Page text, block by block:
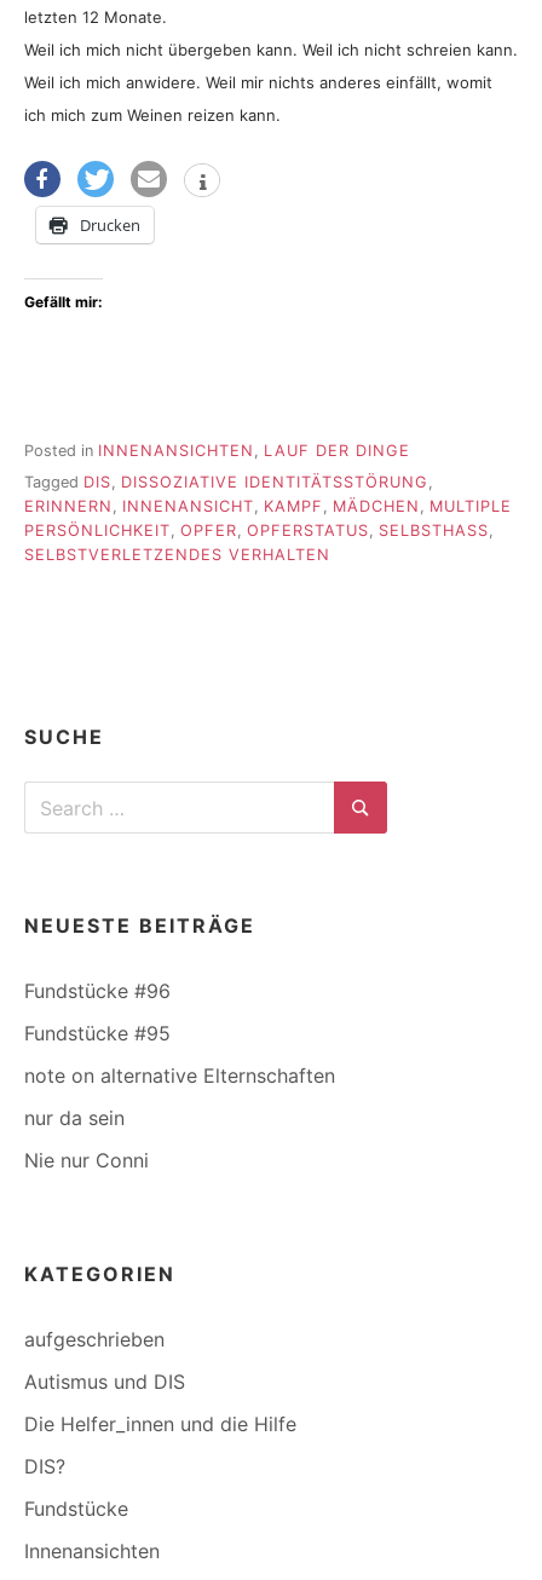
letzten 12 Monate.
Weil ich mich nicht übergeben kann. Weil ich nicht schreien kann.
Weil ich mich anwidere. Weil mir nichts anderes einfällt, womit
ich mich zum Weinen reizen kann.
Drucken
Gefällt mir:
Posted in INNENANSICHTEN
LAUF DER DINGE
Tagged DIS, DISSOZIATIVE IDENTITÄTSSTÖRUNG ,
ERINNERN , INNENANSICHT, KAMPF , MÄDCHEN , MULTIPLE
PERSÖNLICHKEIT, OPFER, OPFERSTATUS, SELBSTHASS,
SELBSTVERLETZENDES VERHALTEN
SUCHE
Search
for:
Search
NEUESTE BEITRÄGE
Fundstücke #96
Fundstücke #95
note on alternative Elternschaften
nur da sein
Nie nur Conni
KATEGORIEN
aufgeschrieben
Autismus und DIS
Die Helfer_innen und die Hilfe
DIS?
Fundstücke
Innenansichten